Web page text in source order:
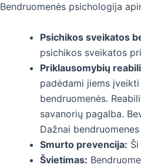
Bendruomenės psichologija
Psichikos sveikatos
psichikos sveikatos
Priklausomybių
padėdami jiems
bendruomenės.
savanorių pagalba.
Dažnai
Smurto prevencija:
Švietimas: